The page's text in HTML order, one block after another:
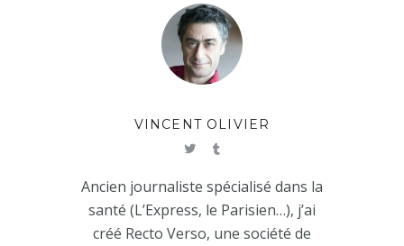
VINCENT OLIVIER
Ancien journaliste spécialisé dans la
santé (L’Express, le Parisien…), j’ai
créé Recto Verso, une société de